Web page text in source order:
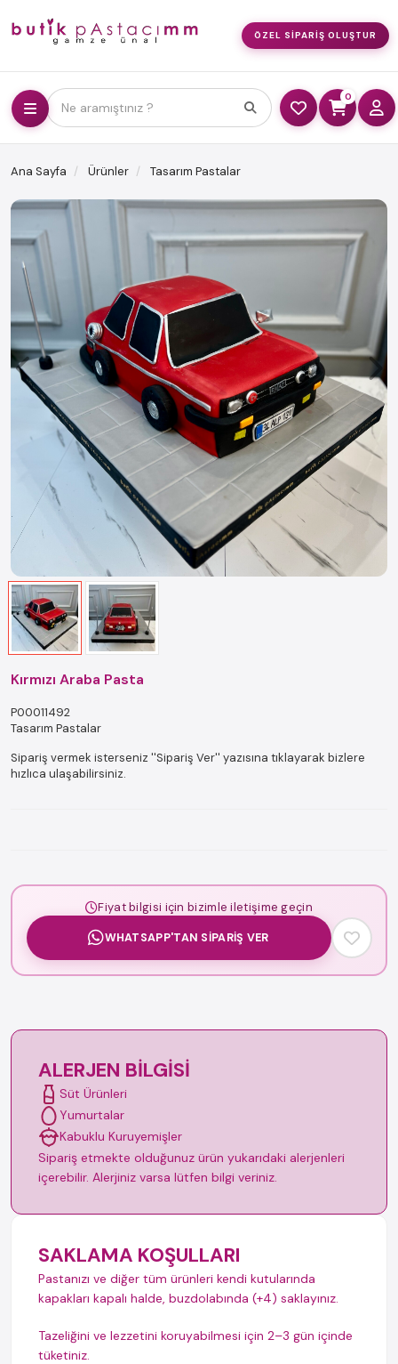
ÖZEL SIPARIŞ OLUŞTUR
Ne aramıştınız ?
0
Ana Sayfa Ürünler Tasarım Pastalar
Kırmızı Araba Pasta
P00011492
Tasarım Pastalar
Sipariş vermek isterseniz ''Sipariş Ver'' yazısına tıklayarak bizlere
hızlıca ulaşabilirsiniz.
Fiyat bilgisi için bizimle iletişime geçin
WHATSAPP'TAN SIPARIŞ VER
ALERJEN BILGISI
Süt Ürünleri
Yumurtalar
Kabuklu Kuruyemişler
Sipariş etmekte olduğunuz ürün yukarıdaki alerjenleri
içerebilir. Alerjiniz varsa lütfen bilgi veriniz.
SAKLAMA KOŞULLARI
Pastanızı ve diğer tüm ürünleri kendi kutularında
kapakları kapalı halde, buzdolabında (+4) saklayınız.
Tazeliğini ve lezzetini koruyabilmesi için 2–3 gün içinde
tüketiniz.